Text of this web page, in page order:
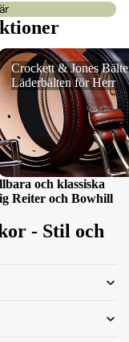
& Jones Bälten
för Herr
Crockett & Jones
Läderbälten för Herr
och klassiska
Reiter och Bowhill
- Stil och